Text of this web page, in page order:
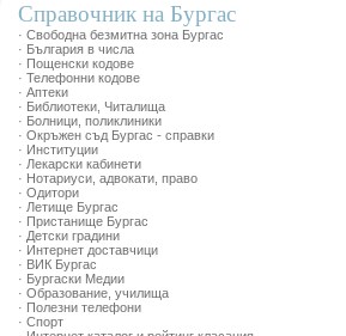
Справочник на Бургас
· Свободна безмитна зона Бургас
· България в числа
· Пощенски кодове
· Телефонни кодове
· Аптеки
· Библиотеки, Читалища
· Болници, поликлиники
· Окръжен съд Бургас - справки
· Институции
· Лекарски кабинети
· Нотариуси, адвокати, право
· Одитори
· Летище Бургас
· Пристанище Бургас
· Детски градини
· Интернет доставчици
· ВИК Бургас
· Бургаски Медии
· Образование, училища
· Полезни телефони
· Спорт